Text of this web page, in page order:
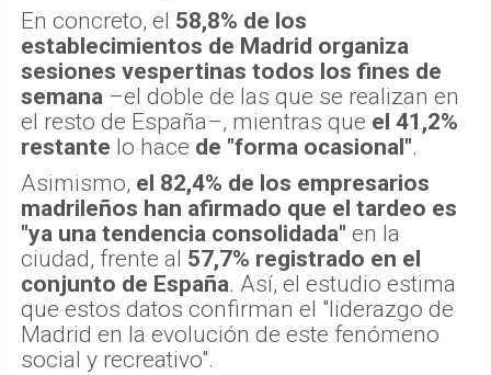
En concreto, el 58,8% de los
establecimientos de Madrid organiza
sesiones vespertinas todos los fines de
semana –el doble de las que se realizan en
el resto de España–, mientras que el 41,2%
restante lo hace de "forma ocasional".
Asimismo, el 82,4% de los empresarios
madrileños han afirmado que el tardeo es
"ya una tendencia consolidada" en la
ciudad, frente al 57,7% registrado en el
conjunto de España. Así, el estudio estima
que estos datos confirman el "liderazgo de
Madrid en la evolución de este fenómeno
social y recreativo".